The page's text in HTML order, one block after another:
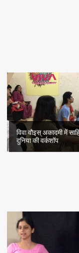
विवा वौइस् अकादमी में
दुनिया की वर्कशॉप